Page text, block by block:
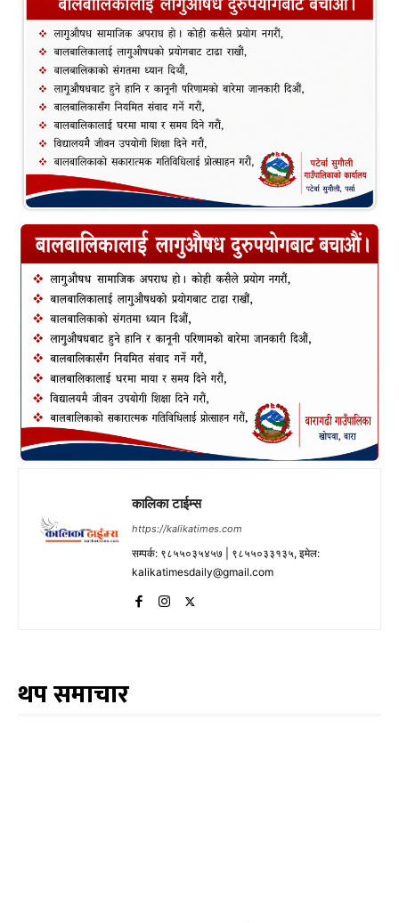
कालिका टाईम्स
https://kalikatimes.com
सम्पर्क: ९८५५०३५४५७ | ९८५५०३३१३५, इमेल:
kalikatimesdaily@gmail.com
थप समाचार